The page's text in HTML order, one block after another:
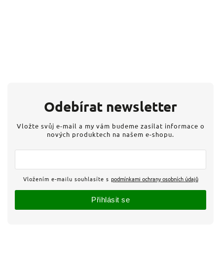
Odebírat newsletter
Vložte svůj e-mail a my vám budeme zasílat informace o
nových produktech na našem e-shopu.
Vložením e-mailu souhlasíte s podmínkami ochrany osobních údajů
Přihlásit se